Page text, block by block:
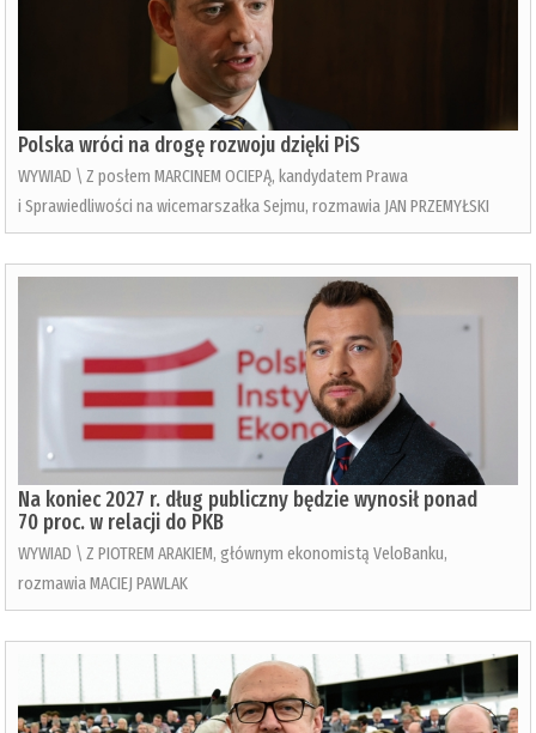
Polska wróci na drogę rozwoju dzięki PiS
WYWIAD \ Z posłem MARCINEM OCIEPĄ, kandydatem Prawa
i Sprawiedliwości na wicemarszałka Sejmu, rozmawia JAN PRZEMYŁSKI
Na koniec 2027 r. dług publiczny będzie wynosił ponad
70 proc. w relacji do PKB
WYWIAD \ Z PIOTREM ARAKIEM, głównym ekonomistą VeloBanku,
rozmawia MACIEJ PAWLAK